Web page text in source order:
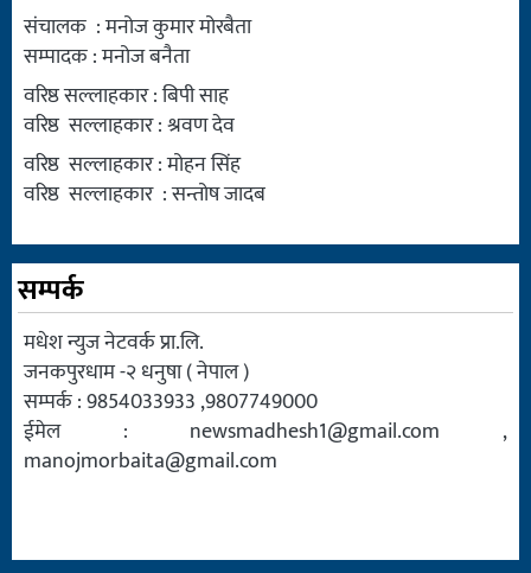
संचालक : मनोज कुमार मोरबैता
सम्पादक : मनोज बनैता
वरिष्ठ सल्लाहकार : बिपी साह
वरिष्ठ सल्लाहकार : श्रवण देव
वरिष्ठ सल्लाहकार : मोहन सिंह
वरिष्ठ सल्लाहकार : सन्तोष जादब
सम्पर्क
मधेश न्युज नेटवर्क प्रा.लि.
जनकपुरधाम -२ धनुषा ( नेपाल )
सम्पर्क : 9854033933 ,9807749000
ईमेल : newsmadhesh1@gmail.com ,
manojmorbaita@gmail.com